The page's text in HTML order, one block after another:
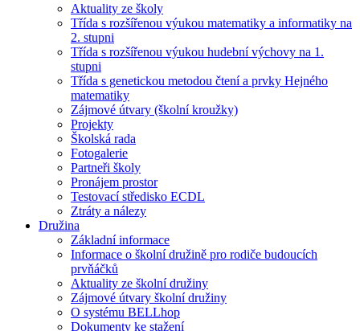
Aktuality ze školy
Třída s rozšířenou výukou matematiky a informatiky na
2. stupni
Třída s rozšířenou výukou hudební výchovy na 1.
stupni
Třída s genetickou metodou čtení a prvky Hejného
matematiky
Zájmové útvary (školní kroužky)
Projekty
Školská rada
Fotogalerie
Partneři školy
Pronájem prostor
Testovací středisko ECDL
Ztráty a nálezy
Družina
Základní informace
Informace o školní družině pro rodiče budoucích
prvňáčků
Aktuality ze školní družiny
Zájmové útvary školní družiny
O systému BELLhop
Dokumenty ke stažení